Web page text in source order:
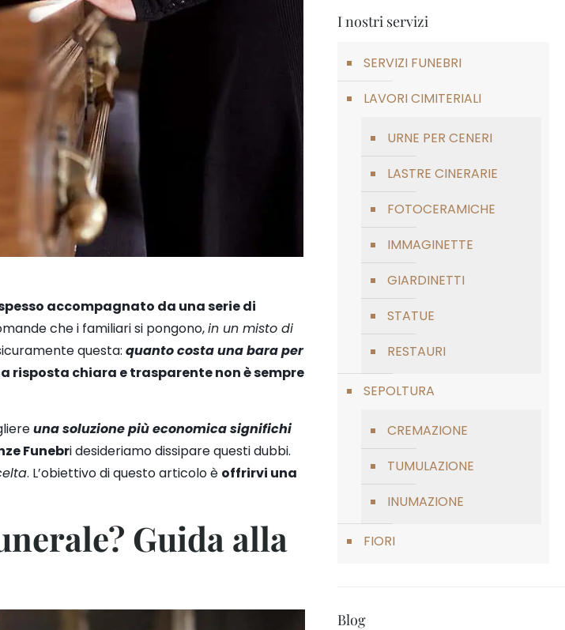
accompagnato da una serie di
che i familiari si pongono,in un misto di
questa:quanto costa una bara per
risposta chiara e trasparente non è sempre
una soluzione più economica significhi
Funebri desideriamo dissipare questi dubbi.
. L’obiettivo di questo articolo è offrirvi una
Guida alla
I nostri servizi
SERVIZI FUNEBRI
LAVORI CIMITERIALI
URNE PER CENERI
LASTRE CINERARIE
FOTOCERAMICHE
IMMAGINETTE
GIARDINETTI
STATUE
RESTAURI
SEPOLTURA
CREMAZIONE
TUMULAZIONE
INUMAZIONE
FIORI
Blog